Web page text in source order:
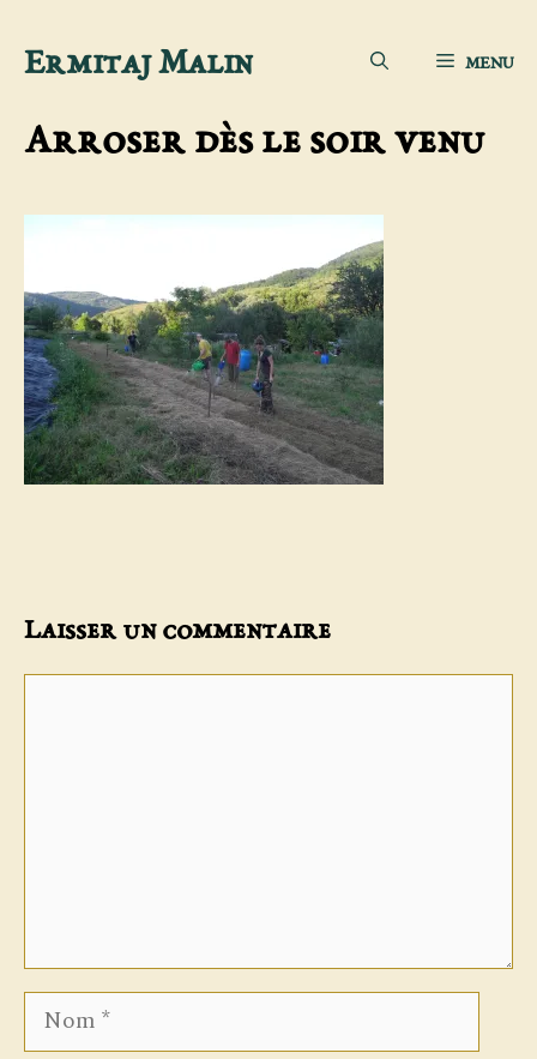
Aller
contenu
Ermitaj Malin MENU
Arroser dès le soir venu
Laisser un commentaire
Nom